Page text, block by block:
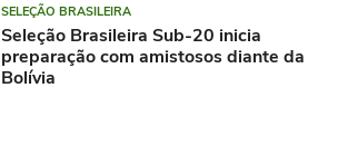
SELEÇÃO BRASILEIRA
Seleção Brasileira Sub-20 inicia
preparação com amistosos diante da
Bolívia